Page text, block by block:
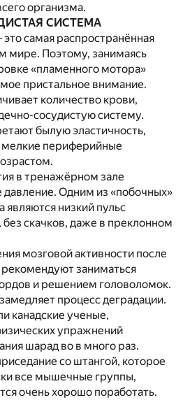
организма.
СИСТЕМА
самая распространённая
мире. Поэтому, занимаясь
«пламенного мотора»
пристальное внимание.
количество крови,
сосудистую систему.
былую эластичность,
периферийные
в тренажёрном зале
Одним из «побочных»
являются низкий пульс
без скачков, даже в преклонном
мозговой активности после
заниматься
и решением головоломок.
процесс деградации.
канадские ученые,
упражнений
шарад во в много раз.
со штангой, которое
все мышечные группы,
очень хорошо поработать.